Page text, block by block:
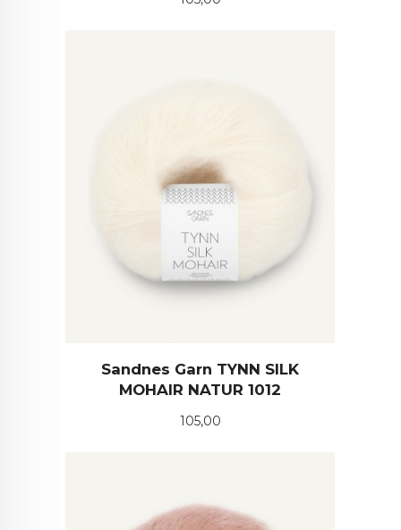
Sandnes Garn TYNN SILK
MOHAIR NATUR 1012
Pris
105,00